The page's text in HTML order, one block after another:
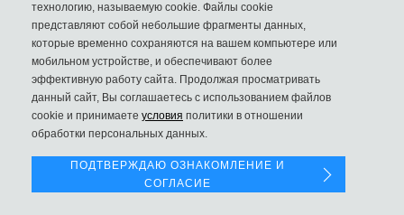
New Balance 997H Cordura Marblehead с желтой и голубой
8970
технологию, называемую cookie. Файлы cookie
представляют собой небольшие фрагменты данных,
которые временно сохраняются на вашем компьютере или
мобильном устройстве, и обеспечивают более
эффективную работу сайта. Продолжая просматривать
данный сайт, Вы соглашаетесь с использованием файлов
cookie и принимаете условия политики в отношении
обработки персональных данных.
ПОДТВЕРЖДАЮ ОЗНАКОМЛЕНИЕ И
СОГЛАСИЕ